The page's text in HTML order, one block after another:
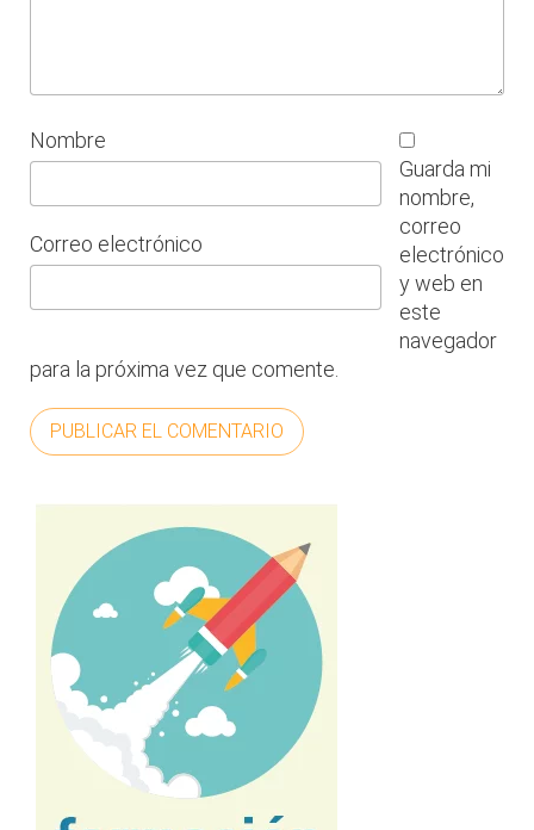
Nombre
Correo electrónico
Guarda mi
nombre,
correo
electrónico
y web en
este
navegador
para la próxima vez que comente.